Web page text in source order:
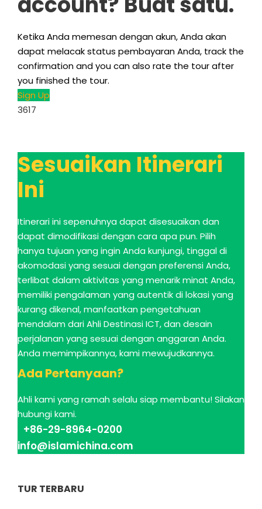
Ketika Anda memesan dengan akun, Anda akan
dapat melacak status pembayaran Anda, track the
confirmation and you can also rate the tour after
you finished the tour.
Sign Up
3617
Sesuaikan Itinerari
Ini
Itinerari ini sepenuhnya dapat disesuaikan dan
dapat dimodifikasi dengan cara apa pun. Pilih
hanya tujuan yang ingin Anda kunjungi, tinggal di
akomodasi yang sesuai dengan preferensi Anda,
terlibat dalam aktivitas yang menarik minat Anda,
memiliki pengalaman yang autentik di lokasi yang
kurang dikenal, manfaatkan pengetahuan
mendalam dari Ahli Destinasi ICT, dan desain
perjalanan yang sesuai dengan anggaran Anda.
Anda memimpikannya, kami mewujudkannya.
Ada Pertanyaan?
Ahli kami yang ramah selalu siap membantu! Silakan
hubungi kami.
+86-29-8964-0200
info@islamichina.com
TUR TERBARU